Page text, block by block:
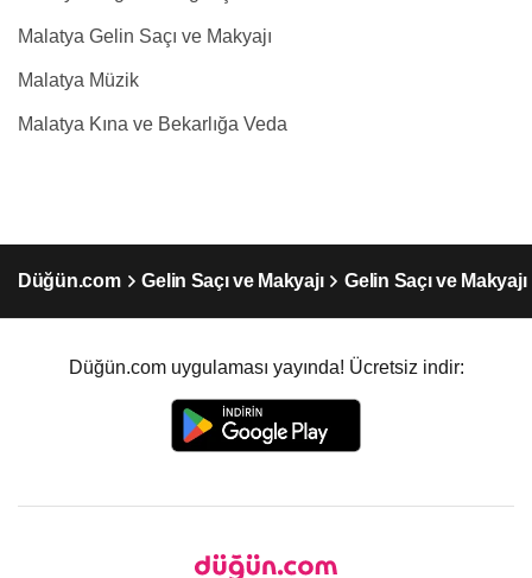
Malatya Gelin Saçı ve Makyajı
Malatya Müzik
Malatya Kına ve Bekarlığa Veda
Düğün.com Gelin Saçı ve Makyajı Gelin Saçı ve
Düğün.com uygulaması yayında! Ücretsiz indir: